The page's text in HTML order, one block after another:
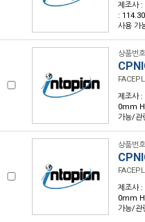
제조사
:
사용 가
상품번
제조사
0mm H
가능/관
상품번
제조사
0mm H
가능/관